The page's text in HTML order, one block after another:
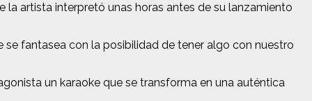
artista interpretó unas horas antes de su lanzamiento
se fantasea con la posibilidad de tener algo con nuestro
un karaoke que se transforma en una auténtica